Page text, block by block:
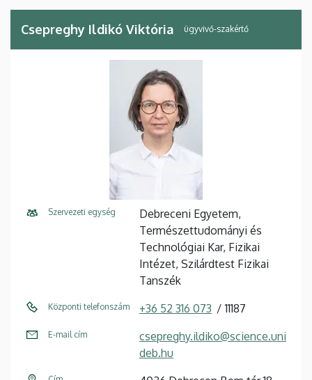
Csepreghy Ildikó Viktória ügyvivő-szakértő
Szervezeti egység
Debreceni Egyetem,
Természettudományi és
Technológiai Kar, Fizikai
Intézet, Szilárdtest Fizikai
Tanszék
Központi telefonszám +36 52 316 073 11187
E-mail cím
csepreghy.ildiko@science.uni
deb.hu